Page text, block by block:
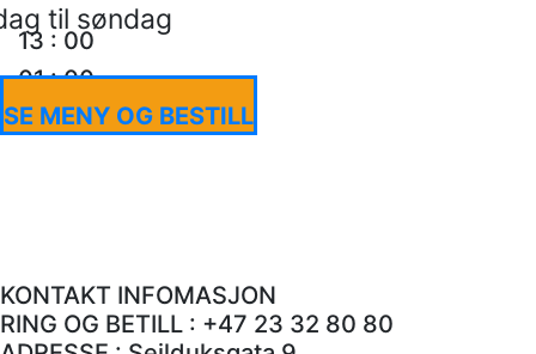
til søndag
13 : 00
01: 00
SE MENY OG BESTILL
KONTAKT INFOMASJON
RING OG BETILL : +47 23 32 80 80